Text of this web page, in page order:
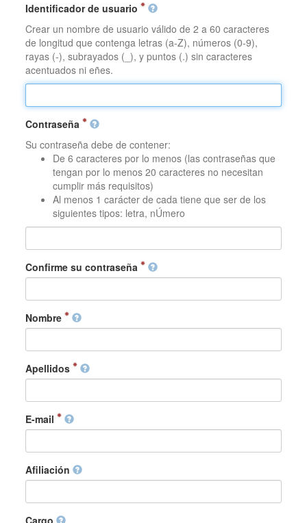
Identificador de usuario
Crear un nombre de usuario válido de 2 a 60 caracteres
de longitud que contenga letras (a-Z), números (0-9),
rayas (-), subrayados (_), y puntos (.) sin caracteres
acentuados ni eñes.
Contraseña
Su contraseña debe de contener:
De 6 caracteres por lo menos (las contraseñas que
tengan por lo menos 20 caracteres no necesitan
cumplir más requisitos)
Al menos 1 carácter de cada tiene que ser de los
siguientes tipos: letra, nÚmero
Confirme su contraseña
Nombre
Apellidos
E-mail
Afiliación
Cargo